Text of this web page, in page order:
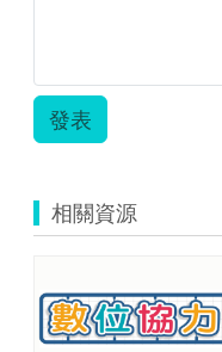
發表
相關資源